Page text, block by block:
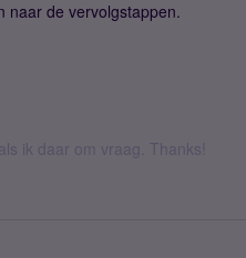
naar de vervolgstappen.
ik daar om vraag. Thanks!